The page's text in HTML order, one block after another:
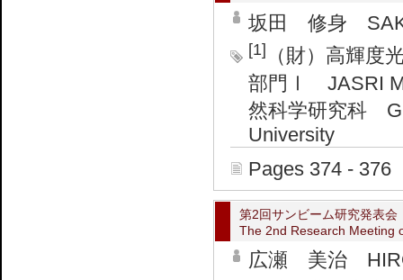
坂田 修身
[1]
（財）高輝
部門Ⅰ JASRI
然科学研究科
University
Pages 374 - 376
第2回サンビーム研究発表会
The 2nd Research Meeting
広瀬 美治